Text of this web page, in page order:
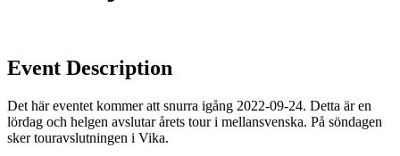
Event Description
Det här eventet kommer att snurra igång 2022-09-24. Detta är en
lördag och helgen avslutar årets tour i mellansvenska. På söndagen
sker touravslutningen i Vika.